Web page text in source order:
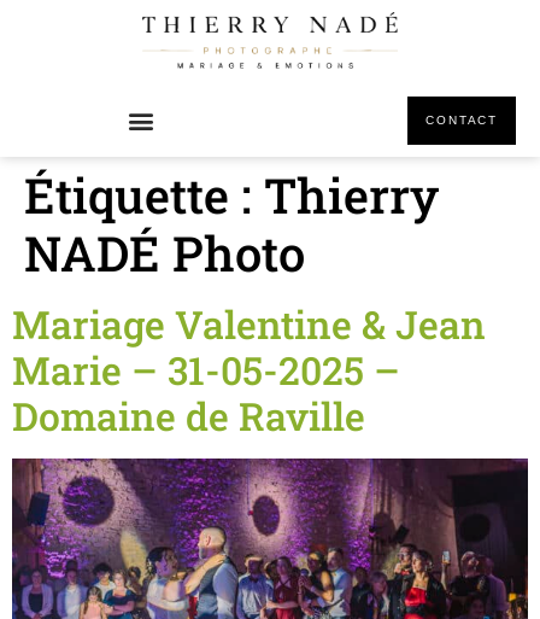
CONTACT
Étiquette : Thierry
NADÉ Photo
Mariage Valentine & Jean
Marie – 31-05-2025 –
Domaine de Raville